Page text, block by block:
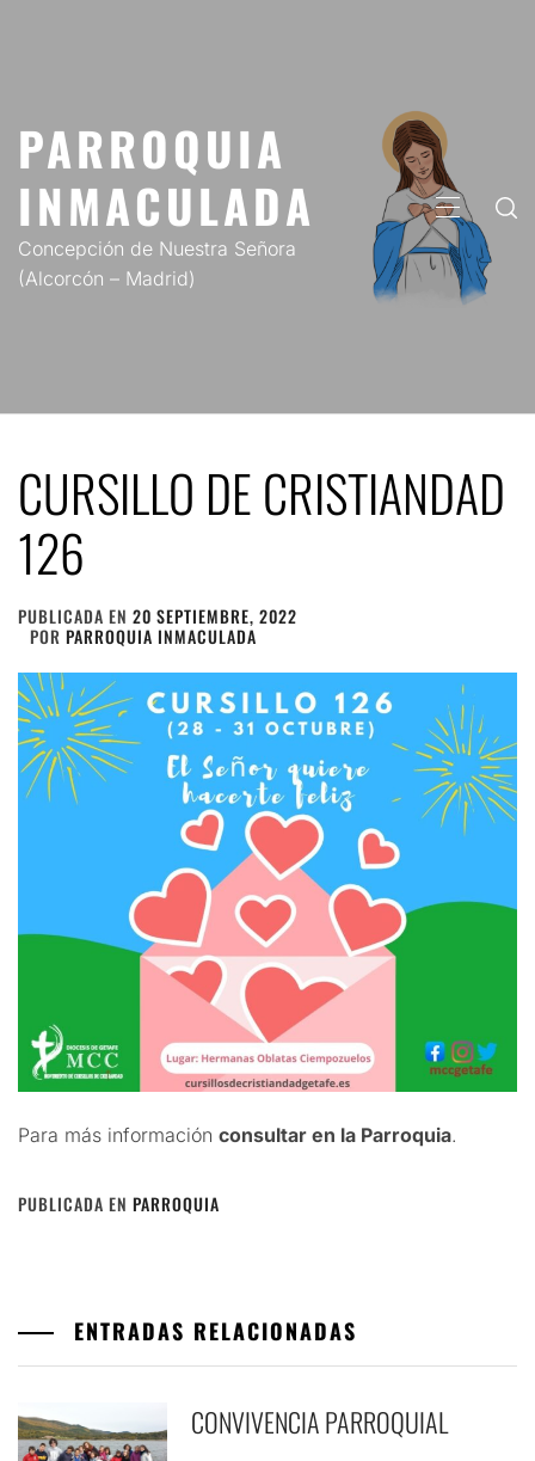
PARROQUIA
INMACULADA
Concepción de Nuestra Señora
(Alcorcón – Madrid)
MENÚ
CURSILLO DE CRISTIANDAD
126
PUBLICADA EN 20 SEPTIEMBRE, 2022
POR PARROQUIA INMACULADA
Para más información consultar en la Parroquia.
PUBLICADA EN PARROQUIA
ENTRADAS RELACIONADAS
CONVIVENCIA PARROQUIAL